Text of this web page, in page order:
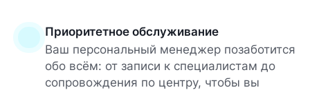
Приоритетное обслуживание
Ваш персональный менеджер позаботится
обо всём: от записи к специалистам до
сопровождения по центру, чтобы вы